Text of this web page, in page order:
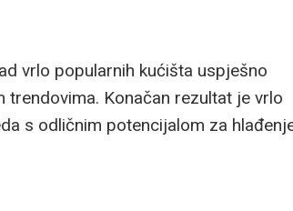
vrlo popularnih kućišta uspješno
Konačan rezultat je vrlo
s odličnim potencijalom za